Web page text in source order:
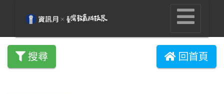
搜尋 回首頁